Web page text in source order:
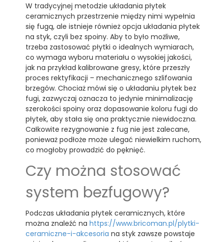
W tradycyjnej metodzie układania płytek
ceramicznych przestrzenie między nimi wypełnia
się fugą, ale istnieje również opcja układania płytek
na styk, czyli bez spoiny. Aby to było możliwe,
trzeba zastosować płytki o idealnych wymiarach,
co wymaga wyboru materiału o wysokiej jakości,
jak na przykład kalibrowane gresy, które przeszły
proces rektyfikacji – mechanicznego szlifowania
brzegów. Chociaż mówi się o układaniu płytek bez
fugi, zazwyczaj oznacza to jedynie minimalizację
szerokości spoiny oraz dopasowanie koloru fugi do
płytek, aby stała się ona praktycznie niewidoczna.
Całkowite rezygnowanie z fug nie jest zalecane,
ponieważ podłoże może ulegać niewielkim ruchom,
co mogłoby prowadzić do pęknięć.
Czy można stosować
system bezfugowy?
Podczas układania płytek ceramicznych, które
można znaleźć nahttps://www.bricoman.pl/plytki-
ceramiczne-i-akcesoria na styk zawsze powstaje